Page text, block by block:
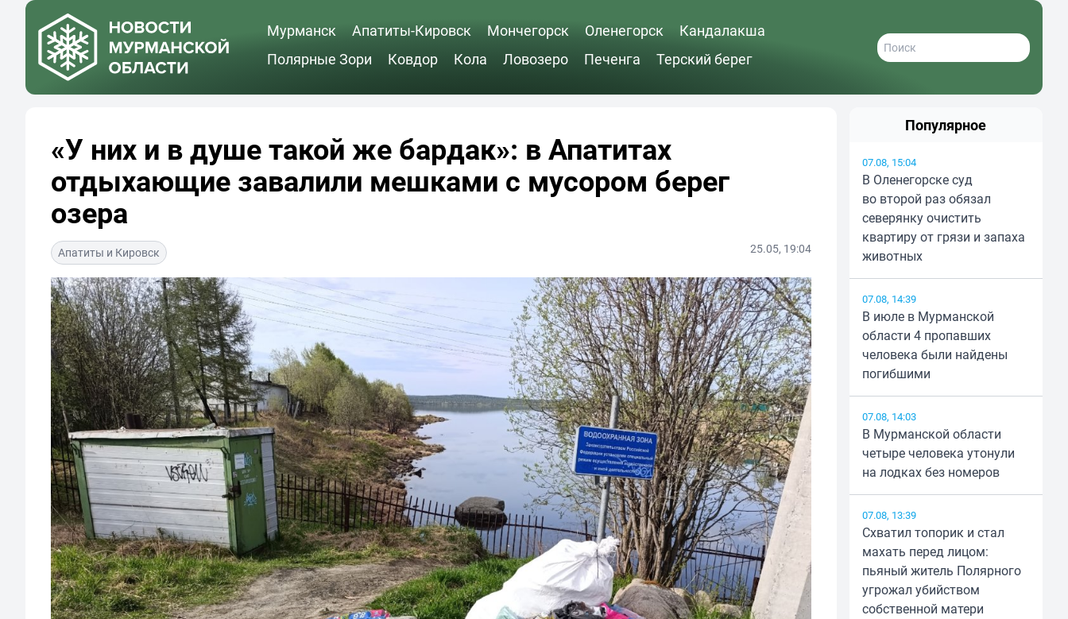
Мурманск Апатиты-Кировск Мончегорск Оленегорск
Кандалакша
Полярные Зори
Ковдор Кола Ловозеро Печенга Терский берег
«У них и в душе такой же бардак»: в Апатитах
отдыхающие завалили мешками с мусором берег
озера
Апатиты и Кировск 25.05, 19:04
Популярное
07.08, 15:04
В Оленегорске суд
во второй раз обязал
северянку очистить
квартиру от грязи и запаха
животных
07.08, 14:39
В июле в Мурманской
области 4 пропавших
человека были найдены
погибшими
07.08, 14:03
В Мурманской области
четыре человека утонули
на лодках без номеров
07.08, 13:39
Схватил топорик и стал
махать перед лицом:
пьяный житель Полярного
угрожал убийством
собственной матери